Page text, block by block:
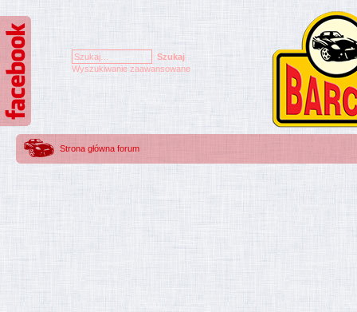
Wyszukiwanie zaawansowane
Strona główna forum